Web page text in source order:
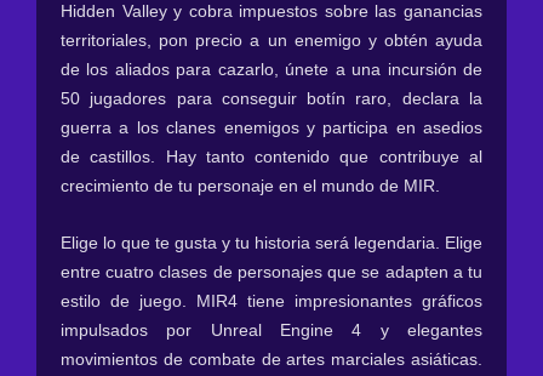
Hidden Valley y cobra impuestos sobre las ganancias
territoriales, pon precio a un enemigo y obtén ayuda
de los aliados para cazarlo, únete a una incursión de
50 jugadores para conseguir botín raro, declara la
guerra a los clanes enemigos y participa en asedios
de castillos. Hay tanto contenido que contribuye al
crecimiento de tu personaje en el mundo de MIR.
Elige lo que te gusta y tu historia será legendaria. Elige
entre cuatro clases de personajes que se adapten a tu
estilo de juego. MIR4 tiene impresionantes gráficos
impulsados por Unreal Engine 4 y elegantes
movimientos de combate de artes marciales asiáticas.